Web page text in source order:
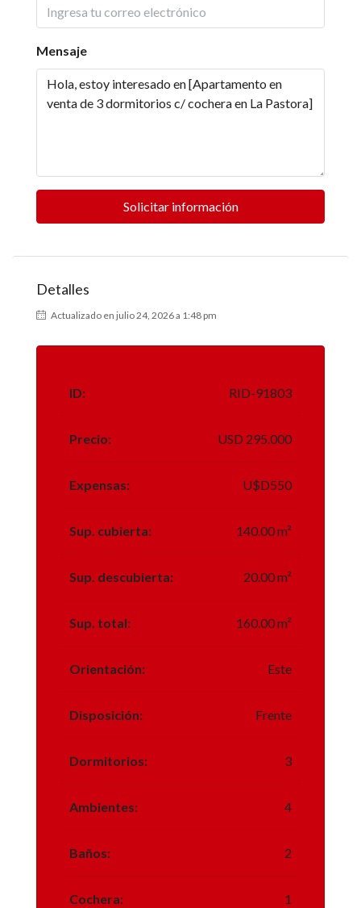
Mensaje
Solicitar información
Detalles
Actualizado en julio 24, 2026 a 1:48 pm
ID: RID-91803
Precio: USD 295.000
Expensas: U$D550
Sup. cubierta: 140.00 m²
Sup. descubierta: 20.00 m²
Sup. total: 160.00 m²
Orientación: Este
Disposición: Frente
Dormitorios: 3
Ambientes: 4
Baños: 2
Cochera: 1